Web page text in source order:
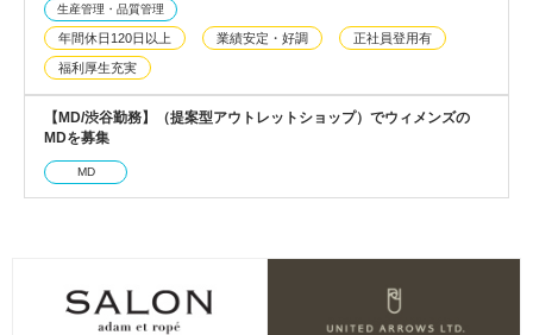
生産管理・品質管理
年間休日120日以上 業績安定・好調 正社員登用有
福利厚生充実
【MD/渋谷勤務】（提案型アウトレットショップ）でウィメンズの
MDを募集
MD